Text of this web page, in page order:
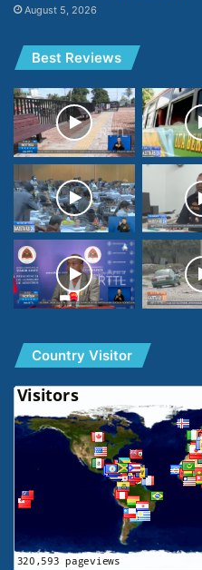
August 5, 2026
Best Reviews
Country Visitor